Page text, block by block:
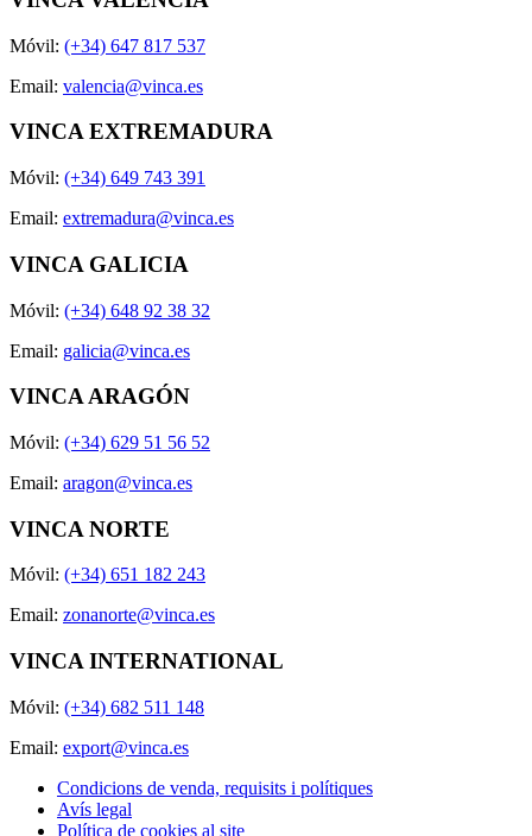
Móvil: (+34) 647 817 537
Email: valencia@vinca.es
VINCA EXTREMADURA
Móvil: (+34) 649 743 391
Email: extremadura@vinca.es
VINCA GALICIA
Móvil: (+34) 648 92 38 32
Email: galicia@vinca.es
VINCA ARAGÓN
Móvil: (+34) 629 51 56 52
Email: aragon@vinca.es
VINCA NORTE
Móvil: (+34) 651 182 243
Email: zonanorte@vinca.es
VINCA INTERNATIONAL
Móvil: (+34) 682 511 148
Email: export@vinca.es
Condicions de venda, requisits i polítiques
Avís legal
Política de cookies al site